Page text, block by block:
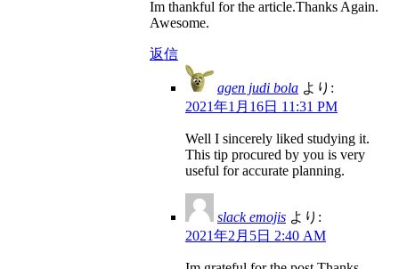
Im thankful for the article.Thanks Again.
Awesome.
返信
agen judi bola より:
2021年1月16日 11:31 PM
Well I sincerely liked studying it.
This tip procured by you is very
useful for accurate planning.
slack emojis より:
2021年2月5日 2:40 AM